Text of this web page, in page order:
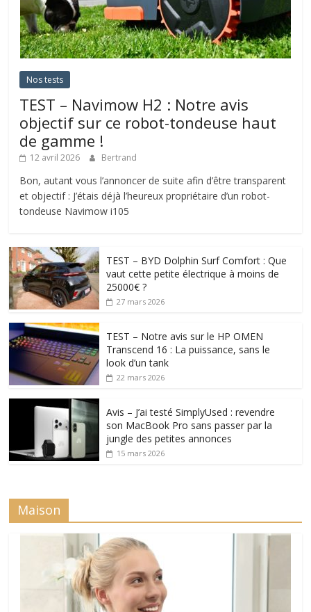
Nos tests
TEST – Navimow H2 : Notre avis
objectif sur ce robot-tondeuse haut
de gamme !
12 avril 2026 Bertrand
Bon, autant vous l’annoncer de suite afin d’être transparent
et objectif : J’étais déjà l’heureux propriétaire d’un robot-
tondeuse Navimow i105
TEST – BYD Dolphin Surf Comfort : Que
vaut cette petite électrique à moins de
25000€ ?
27 mars 2026
TEST – Notre avis sur le HP OMEN
Transcend 16 : La puissance, sans le
look d’un tank
22 mars 2026
Avis – J’ai testé SimplyUsed : revendre
son MacBook Pro sans passer par la
jungle des petites annonces
15 mars 2026
Maison